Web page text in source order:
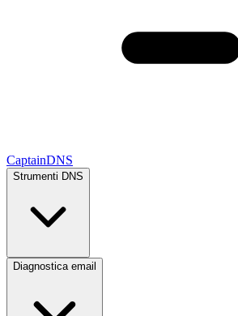
CaptainDNS
Strumenti DNS
Diagnostica email